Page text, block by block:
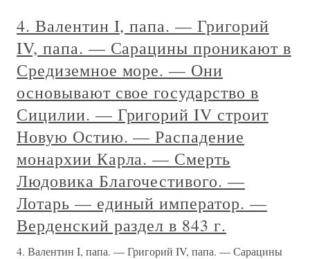
4. Валентин I, папа. — Григорий
IV, папа. — Сарацины проникают в
Средиземное море. — Они
основывают свое государство в
Сицилии. — Григорий IV строит
Новую Остию. — Распадение
монархии Карла. — Смерть
Людовика Благочестивого. —
Лотарь — единый император. —
Верденский раздел в 843 г.
4. Валентин I, папа. — Григорий IV, папа. — Сарацины